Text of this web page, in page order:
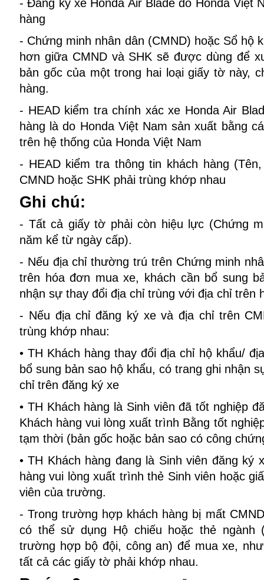
- Đăng ký xe Honda Air Blade do Honda Việt
hàng
- Chứng minh nhân dân (CMND) hoặc Sổ hộ
hơn giữa CMND và SHK sẽ được dùng để
bản gốc của một trong hai loại giấy tờ này,
hàng.
- HEAD kiểm tra chính xác xe Honda Air
hàng là do Honda Việt Nam sản xuất bằng
trên hệ thống của Honda Việt Nam
- HEAD kiểm tra thông tin khách hàng
CMND hoặc SHK phải trùng khớp nhau
Ghi chú:
- Tất cả giấy tờ phải còn hiệu lực (Chứng
năm kể từ ngày cấp).
- Nếu địa chỉ thường trú trên Chứng minh
trên hóa đơn mua xe, khách cần bổ sung
nhận sự thay đổi địa chỉ trùng với địa chỉ trên
- Nếu địa chỉ đăng ký xe và địa chỉ trên
trùng khớp nhau:
• TH Khách hàng thay đổi địa chỉ hộ khẩu/
bổ sung bản sao hộ khẩu, có trang ghi nhận
chỉ trên đăng ký xe
• TH Khách hàng là Sinh viên đã tốt nghiệp
Khách hàng vui lòng xuất trình Bằng tốt
tạm thời (bản gốc hoặc bản sao có công
• TH Khách hàng đang là Sinh viên đăng ký
hàng vui lòng xuất trình thẻ Sinh viên hoặc
viên của trường.
- Trong trường hợp khách hàng bị mất
có thể sử dụng Hộ chiếu hoặc thẻ ngành
trường hợp bộ đội, công an) để mua xe,
tất cả các giấy tờ phải khớp nhau.